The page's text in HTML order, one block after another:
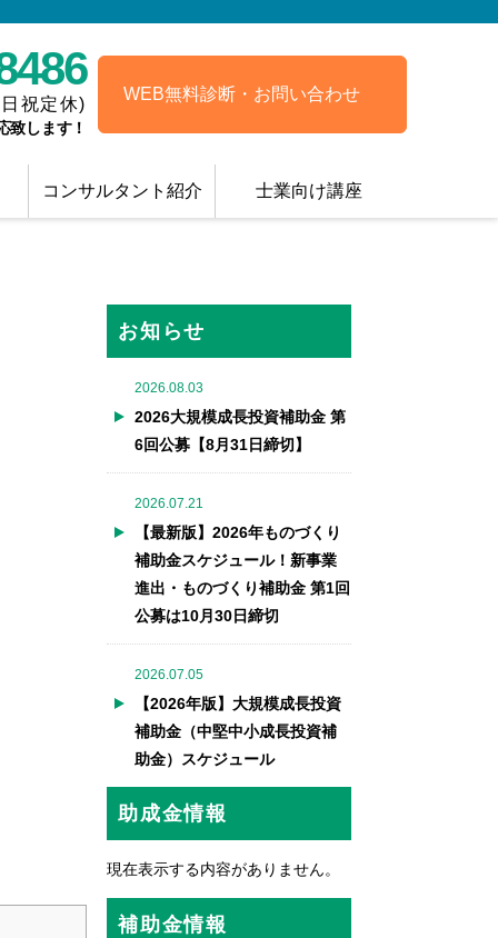
祝定休)
致します！
WEB無料診断・お問い合わせ
コンサルタント紹介 士業向け講座
お知らせ
2026.08.03
2026大規模成長投資補助金 第
6回公募【8月31日締切】
2026.07.21
【最新版】2026年ものづくり
補助金スケジュール！新事業
進出・ものづくり補助金 第1回
公募は10月30日締切
2026.07.05
【2026年版】大規模成長投資
補助金（中堅中小成長投資補
助金）スケジュール
助成金情報
現在表示する内容がありません。
補助金情報